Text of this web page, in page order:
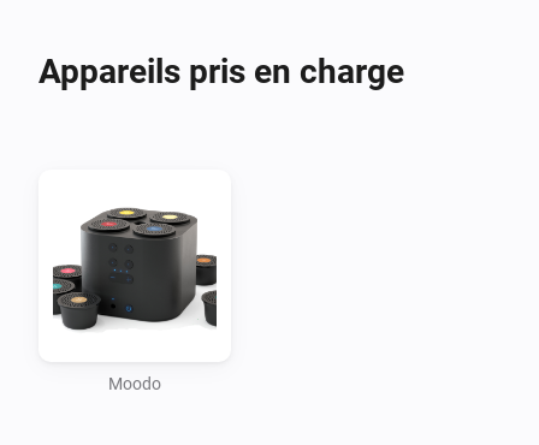
Note: Essences can be set using Action Flowcard
Appareils pris en charge
Moodo